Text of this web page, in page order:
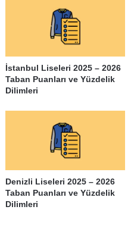
İstanbul Liseleri 2025 – 2026
Taban Puanları ve Yüzdelik
Dilimleri
Denizli Liseleri 2025 – 2026
Taban Puanları ve Yüzdelik
Dilimleri